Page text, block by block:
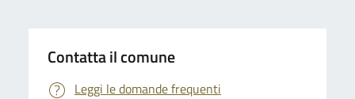
Contatta il comune
Leggi le domande frequenti